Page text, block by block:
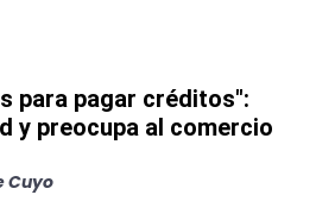
para pagar créditos":
y preocupa al comercio
Cuyo